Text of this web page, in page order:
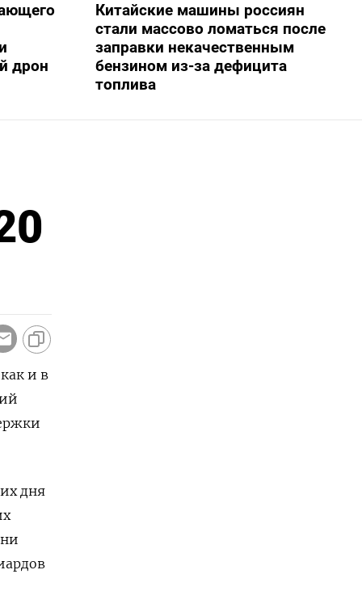
дрон
Китайские машины россиян
стали массово ломаться после
заправки некачественным
бензином из-за дефицита
топлива
и в
дня